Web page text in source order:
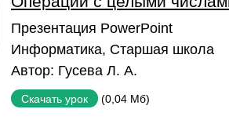
Презентация PowerPoint
Информатика, Старшая школа
Автор: Гусева Л. А.
Скачать урок (0,04 Мб)